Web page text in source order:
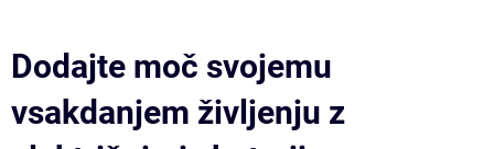
Dodajte moč svojemu
vsakdanjem življenju z